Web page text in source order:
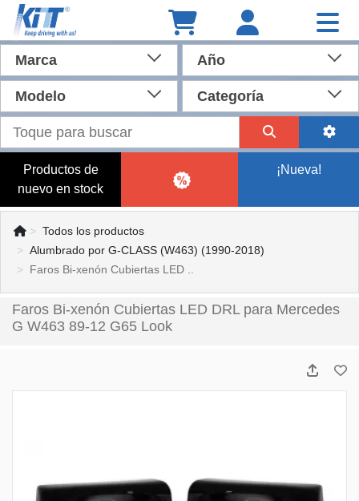
Marca Año
Modelo Categoría
Productos de
nuevo en stock
¡Nueva!
Todos los productos
Alumbrado por G-CLASS (W463) (1990-2018)
Faros Bi-xenón Cubiertas LED ..
Faros Bi-xenón Cubiertas LED DRL para Mercedes
G W463 89-12 G65 Look